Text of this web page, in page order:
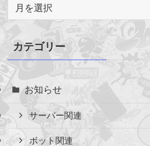
カ
イ
ブ
カテゴリー
お知らせ
サーバー関連
ボット関連